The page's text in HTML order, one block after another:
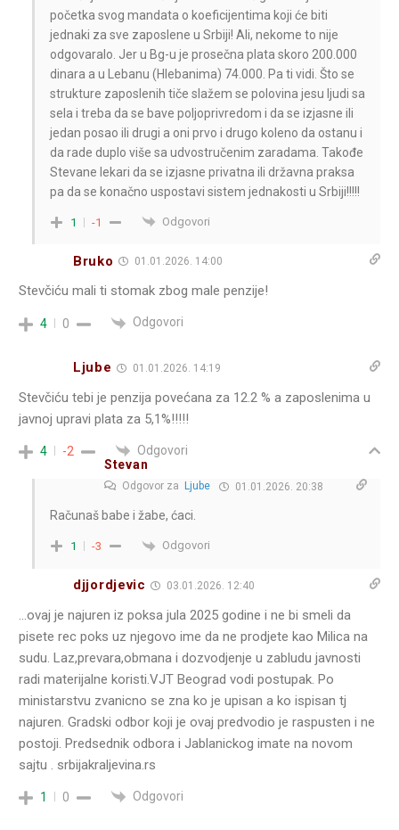
početka svog mandata o koeficijentima koji će biti
jednaki za sve zaposlene u Srbiji! Ali, nekome to nije
odgovaralo. Jer u Bg-u je prosečna plata skoro 200.000
dinara a u Lebanu (Hlebanima) 74.000. Pa ti vidi. Što se
strukture zaposlenih tiče slažem se polovina jesu ljudi sa
sela i treba da se bave poljoprivredom i da se izjasne ili
jedan posao ili drugi a oni prvo i drugo koleno da ostanu i
da rade duplo više sa udvostručenim zaradama. Takođe
Stevane lekari da se izjasne privatna ili državna praksa
pa da se konačno uspostavi sistem jednakosti u Srbiji!!!!!
1 -1 Odgovori
Bruko 01.01.2026. 14:00
Stevčiću mali ti stomak zbog male penzije!
4 0 Odgovori
Ljube 01.01.2026. 14:19
Stevčiću tebi je penzija povećana za 12.2 % a zaposlenima u
javnoj upravi plata za 5,1%!!!!!
4 -2
Odgovori
Stevan
Odgovor za Ljube 01.01.2026. 20:38
Računaš babe i žabe, ćaci.
1 -3 Odgovori
djjordjevic 03.01.2026. 12:40
…ovaj je najuren iz poksa jula 2025 godine i ne bi smeli da
pisete rec poks uz njegovo ime da ne prodjete kao Milica na
sudu. Laz,prevara,obmana i dozvodjenje u zabludu javnosti
radi materijalne koristi.VJT Beograd vodi postupak. Po
ministarstvu zvanicno se zna ko je upisan a ko ispisan tj
najuren. Gradski odbor koji je ovaj predvodio je raspusten i ne
postoji. Predsednik odbora i Jablanickog imate na novom
sajtu . srbijakraljevina.rs
1 0 Odgovori